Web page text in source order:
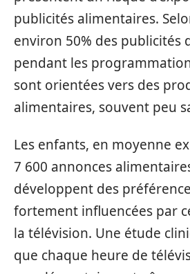
publicités alimentaires.
environ 50% des publicités
pendant les
sont orientées vers des
alimentaires, souvent peu
Les enfants, en moyenne
7 600 annonces
développent des
fortement influencées par
la télévision. Une étude
que chaque heure de